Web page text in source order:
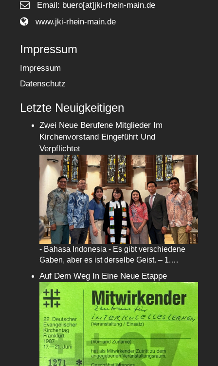
Email: buero[at]jki-rhein-main.de
www.jki-rhein-main.de
Impressum
Impressum
Datenschutz
Letzte Neuigkeitigen
Zwei Neue Berufene Mitglieder Im
Kirchenvorstand Eingeführt Und
Verpflichtet
- Bahasa Indonesia - Es gibt verschiedene
Gaben, aber es ist derselbe Geist. – 1.…
Auf Dem Weg In Eine Neue Etappe